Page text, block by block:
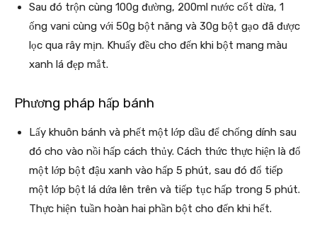
Sau đó trộn cùng 100g đường, 200ml nước cốt dừa, 1
ống vani cùng với 50g bột năng và 30g bột gạo đã được
lọc qua rây mịn. Khuấy đều cho đến khi bột mang màu
xanh lá đẹp mắt.
Phương pháp hấp bánh
Lấy khuôn bánh và phết một lớp dầu để chống dính sau
đó cho vào nồi hấp cách thủy. Cách thức thực hiện là đổ
một lớp bột đậu xanh vào hấp 5 phút, sau đó đổ tiếp
một lớp bột lá dứa lên trên và tiếp tục hấp trong 5 phút.
Thực hiện tuần hoàn hai phần bột cho đến khi hết.